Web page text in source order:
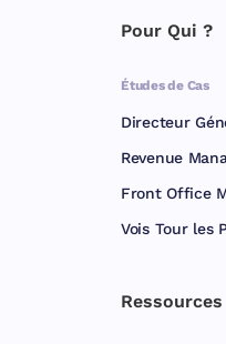
Pour Qui ?
Études de Cas
Directeur
Revenue
Front Office
Vois Tour les
Ressources